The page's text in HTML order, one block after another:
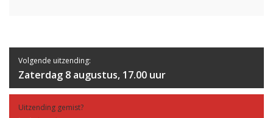
Volgende uitzending:
Zaterdag 8 augustus, 17.00 uur
Uitzending gemist?